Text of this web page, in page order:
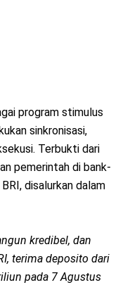
program stimulus
sinkronisasi,
Terbukti dari
pemerintah di bank-
disalurkan dalam
kredibel, dan
terima deposito dari
pada 7 Agustus